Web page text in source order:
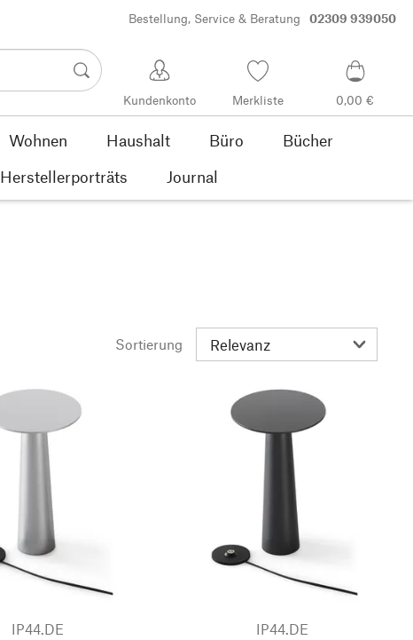
Bestellung, Service & Beratung 02309 939050
Kundenkonto Merkliste 0,00 €
Wohnen Haushalt Büro
Bücher
Herstellerporträts Journal
Sortierung
IP44.DE
IP44.DE